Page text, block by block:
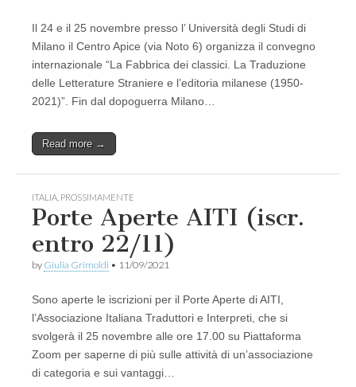
Il 24 e il 25 novembre presso l’ Università degli Studi di
Milano il Centro Apice (via Noto 6) organizza il convegno
internazionale “La Fabbrica dei classici. La Traduzione
delle Letterature Straniere e l’editoria milanese (1950-
2021)”. Fin dal dopoguerra Milano…
Read more →
ITALIA PROSSIMAMENTE
Porte Aperte AITI (iscr.
entro 22/11)
by Giulia Grimoldi • 11/09/2021
Sono aperte le iscrizioni per il Porte Aperte di AITI,
l’Associazione Italiana Traduttori e Interpreti, che si
svolgerà il 25 novembre alle ore 17.00 su Piattaforma
Zoom per saperne di più sulle attività di un’associazione
di categoria e sui vantaggi…